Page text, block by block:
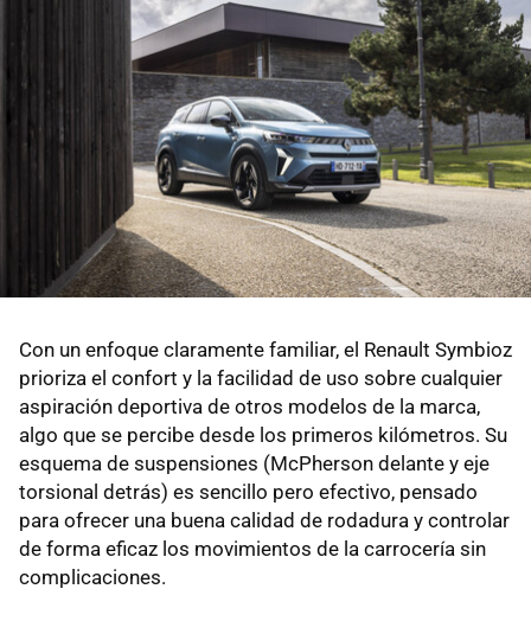
Con un enfoque claramente familiar, el Renault Symbioz
prioriza el confort y la facilidad de uso sobre cualquier
aspiración deportiva de otros modelos de la marca,
algo que se percibe desde los primeros kilómetros. Su
esquema de suspensiones (McPherson delante y eje
torsional detrás) es sencillo pero efectivo, pensado
para ofrecer una buena calidad de rodadura y controlar
de forma eficaz los movimientos de la carrocería sin
complicaciones.